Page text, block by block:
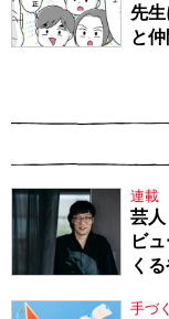
先
と
連載
芸人
ビ
く
手づ